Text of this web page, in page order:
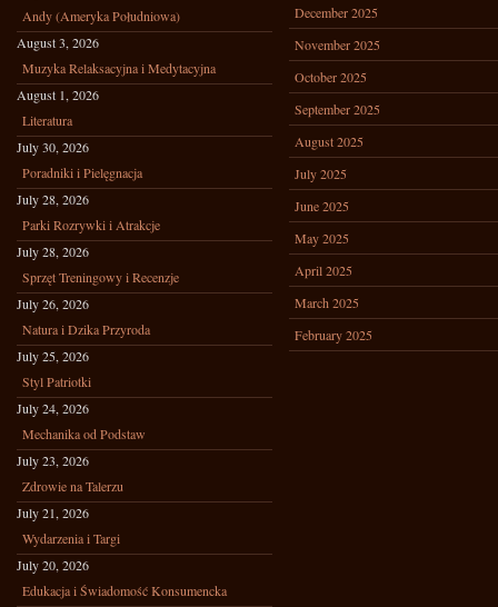
Andy (Ameryka Południowa)
August 3, 2026
Muzyka Relaksacyjna i Medytacyjna
August 1, 2026
Literatura
July 30, 2026
Poradniki i Pielęgnacja
July 28, 2026
Parki Rozrywki i Atrakcje
July 28, 2026
Sprzęt Treningowy i Recenzje
July 26, 2026
Natura i Dzika Przyroda
July 25, 2026
Styl Patriotki
July 24, 2026
Mechanika od Podstaw
July 23, 2026
Zdrowie na Talerzu
July 21, 2026
Wydarzenia i Targi
July 20, 2026
Edukacja i Świadomość Konsumencka
December 2025
November 2025
October 2025
September 2025
August 2025
July 2025
June 2025
May 2025
April 2025
March 2025
February 2025